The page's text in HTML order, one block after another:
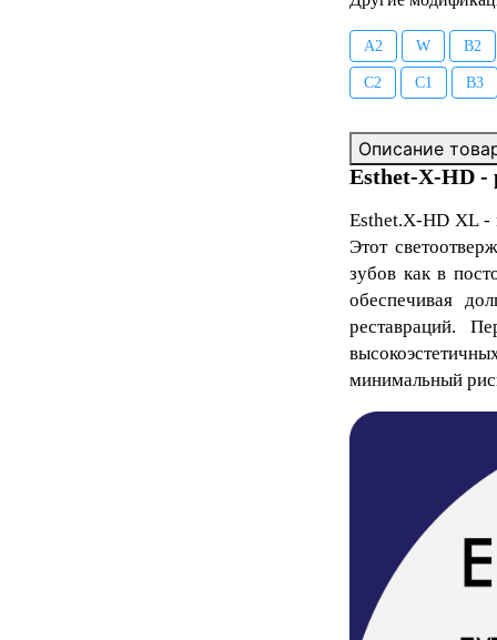
A2 W B2
C2 C1 B3
Описание
Esthet-X-HD -
Esthet.X-HD XL-
Этот
зубов как в
обеспечивая
реставраций.
минимальный